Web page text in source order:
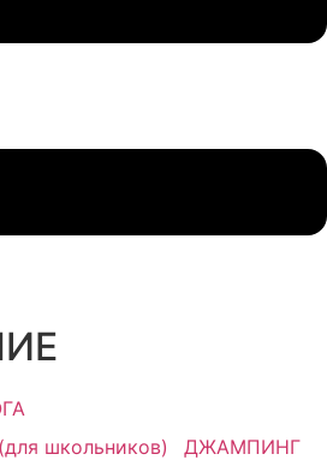
школьников)
ДЖАМПИНГ